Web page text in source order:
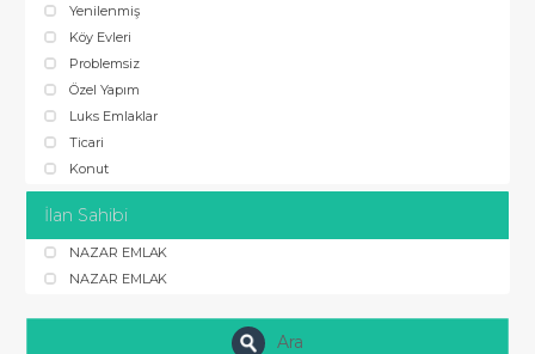
Yenilenmiş
Köy Evleri
Problemsiz
Özel Yapım
Luks Emlaklar
Ticari
Konut
İlan Sahibi
NAZAR EMLAK
NAZAR EMLAK
Ara